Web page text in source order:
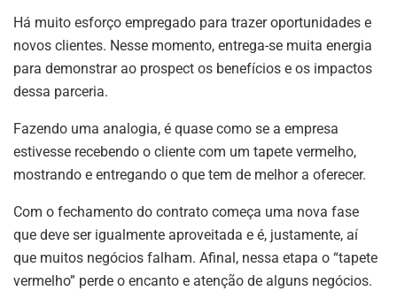
Há muito esforço empregado para trazer oportunidades e
novos clientes. Nesse momento, entrega-se muita energia
para demonstrar ao prospect os benefícios e os impactos
dessa parceria.
Fazendo uma analogia, é quase como se a empresa
estivesse recebendo o cliente com um tapete vermelho,
mostrando e entregando o que tem de melhor a oferecer.
Com o fechamento do contrato começa uma nova fase
que deve ser igualmente aproveitada e é, justamente, aí
que muitos negócios falham. Afinal, nessa etapa o “tapete
vermelho” perde o encanto e atenção de alguns negócios.